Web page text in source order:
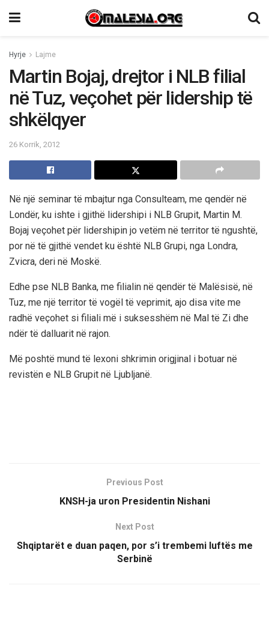
Hyrje Lajme
Martin Bojaj, drejtor i NLB filial
në Tuz, veçohet për lidership të
shkëlqyer
26 Korrik, 2012
Në një seminar të mbajtur nga Consulteam, me qendër në
Londër, ku ishte i gjithë lidershipi i NLB Grupit, Martin M.
Bojaj veçohet për lidershipin jo vetëm në territor të ngushtë,
por në të gjithë vendet ku është NLB Grupi, nga Londra,
Zvicra, deri në Moskë.
Edhe pse NLB Banka, me filialin në qendër të Malësisë, në
Tuz, me një territor të vogël të veprimit, ajo disa vite me
radhë veçohet si filiali më i suksesshëm në Mal të Zi dhe
ndër të dalluarit në rajon.
Më poshtë mund të lexoni shkrimin origjinal i botuar në
revistën e NLB Grupit në Ljubljanë.
Previous Post
KNSH-ja uron Presidentin Nishani
Next Post
Shqiptarët e duan paqen, por s’i trembemi luftës me
Serbinë